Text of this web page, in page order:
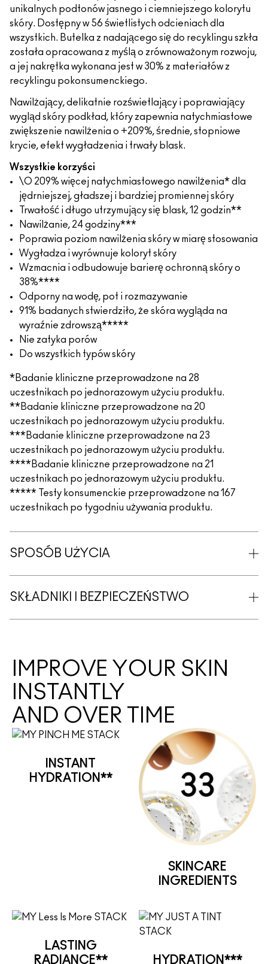
unikalnych podtonów jasnego i ciemniejszego kolorytu
skóry. Dostępny w 56 świetlistych odcieniach dla
wszystkich. Butelka z nadającego się do recyklingu szkła
została opracowana z myślą o zrównoważonym rozwoju,
a jej nakrętka wykonana jest w 30% z materiałów z
recyklingu pokonsumenckiego.
Nawilżający, delikatnie rozświetlający i poprawiający
wygląd skóry podkład, który zapewnia natychmiastowe
zwiększenie nawilżenia o +209%, średnie, stopniowe
krycie, efekt wygładzenia i trwały blask.
Wszystkie korzyści
\O 209% więcej natychmiastowego nawilżenia* dla
jędrniejszej, gładszej i bardziej promiennej skóry
Trwałość i długo utrzymujący się blask, 12 godzin**
Nawilżanie, 24 godziny***
Poprawia poziom nawilżenia skóry w miarę stosowania
Wygładza i wyrównuje koloryt skóry
Wzmacnia i odbudowuje barierę ochronną skóry o
38%****
Odporny na wodę, pot i rozmazywanie
91% badanych stwierdziło, że skóra wygląda na
wyraźnie zdrowszą*****
Nie zatyka porów
Do wszystkich typów skóry
*Badanie kliniczne przeprowadzone na 28
uczestnikach po jednorazowym użyciu produktu.
**Badanie kliniczne przeprowadzone na 20
uczestnikach po jednorazowym użyciu produktu.
***Badanie kliniczne przeprowadzone na 23
uczestnikach po jednorazowym użyciu produktu.
****Badanie kliniczne przeprowadzone na 21
uczestnikach po jednorazowym użyciu produktu.
***** Testy konsumenckie przeprowadzone na 167
uczestnikach po tygodniu używania produktu.
SPOSÓB UŻYCIA
SKŁADNIKI I BEZPIECZEŃSTWO
IMPROVE YOUR SKIN
INSTANTLY
AND OVER TIME
INSTANT
HYDRATION**
SKINCARE
INGREDIENTS
LASTING
RADIANCE**
HYDRATION***